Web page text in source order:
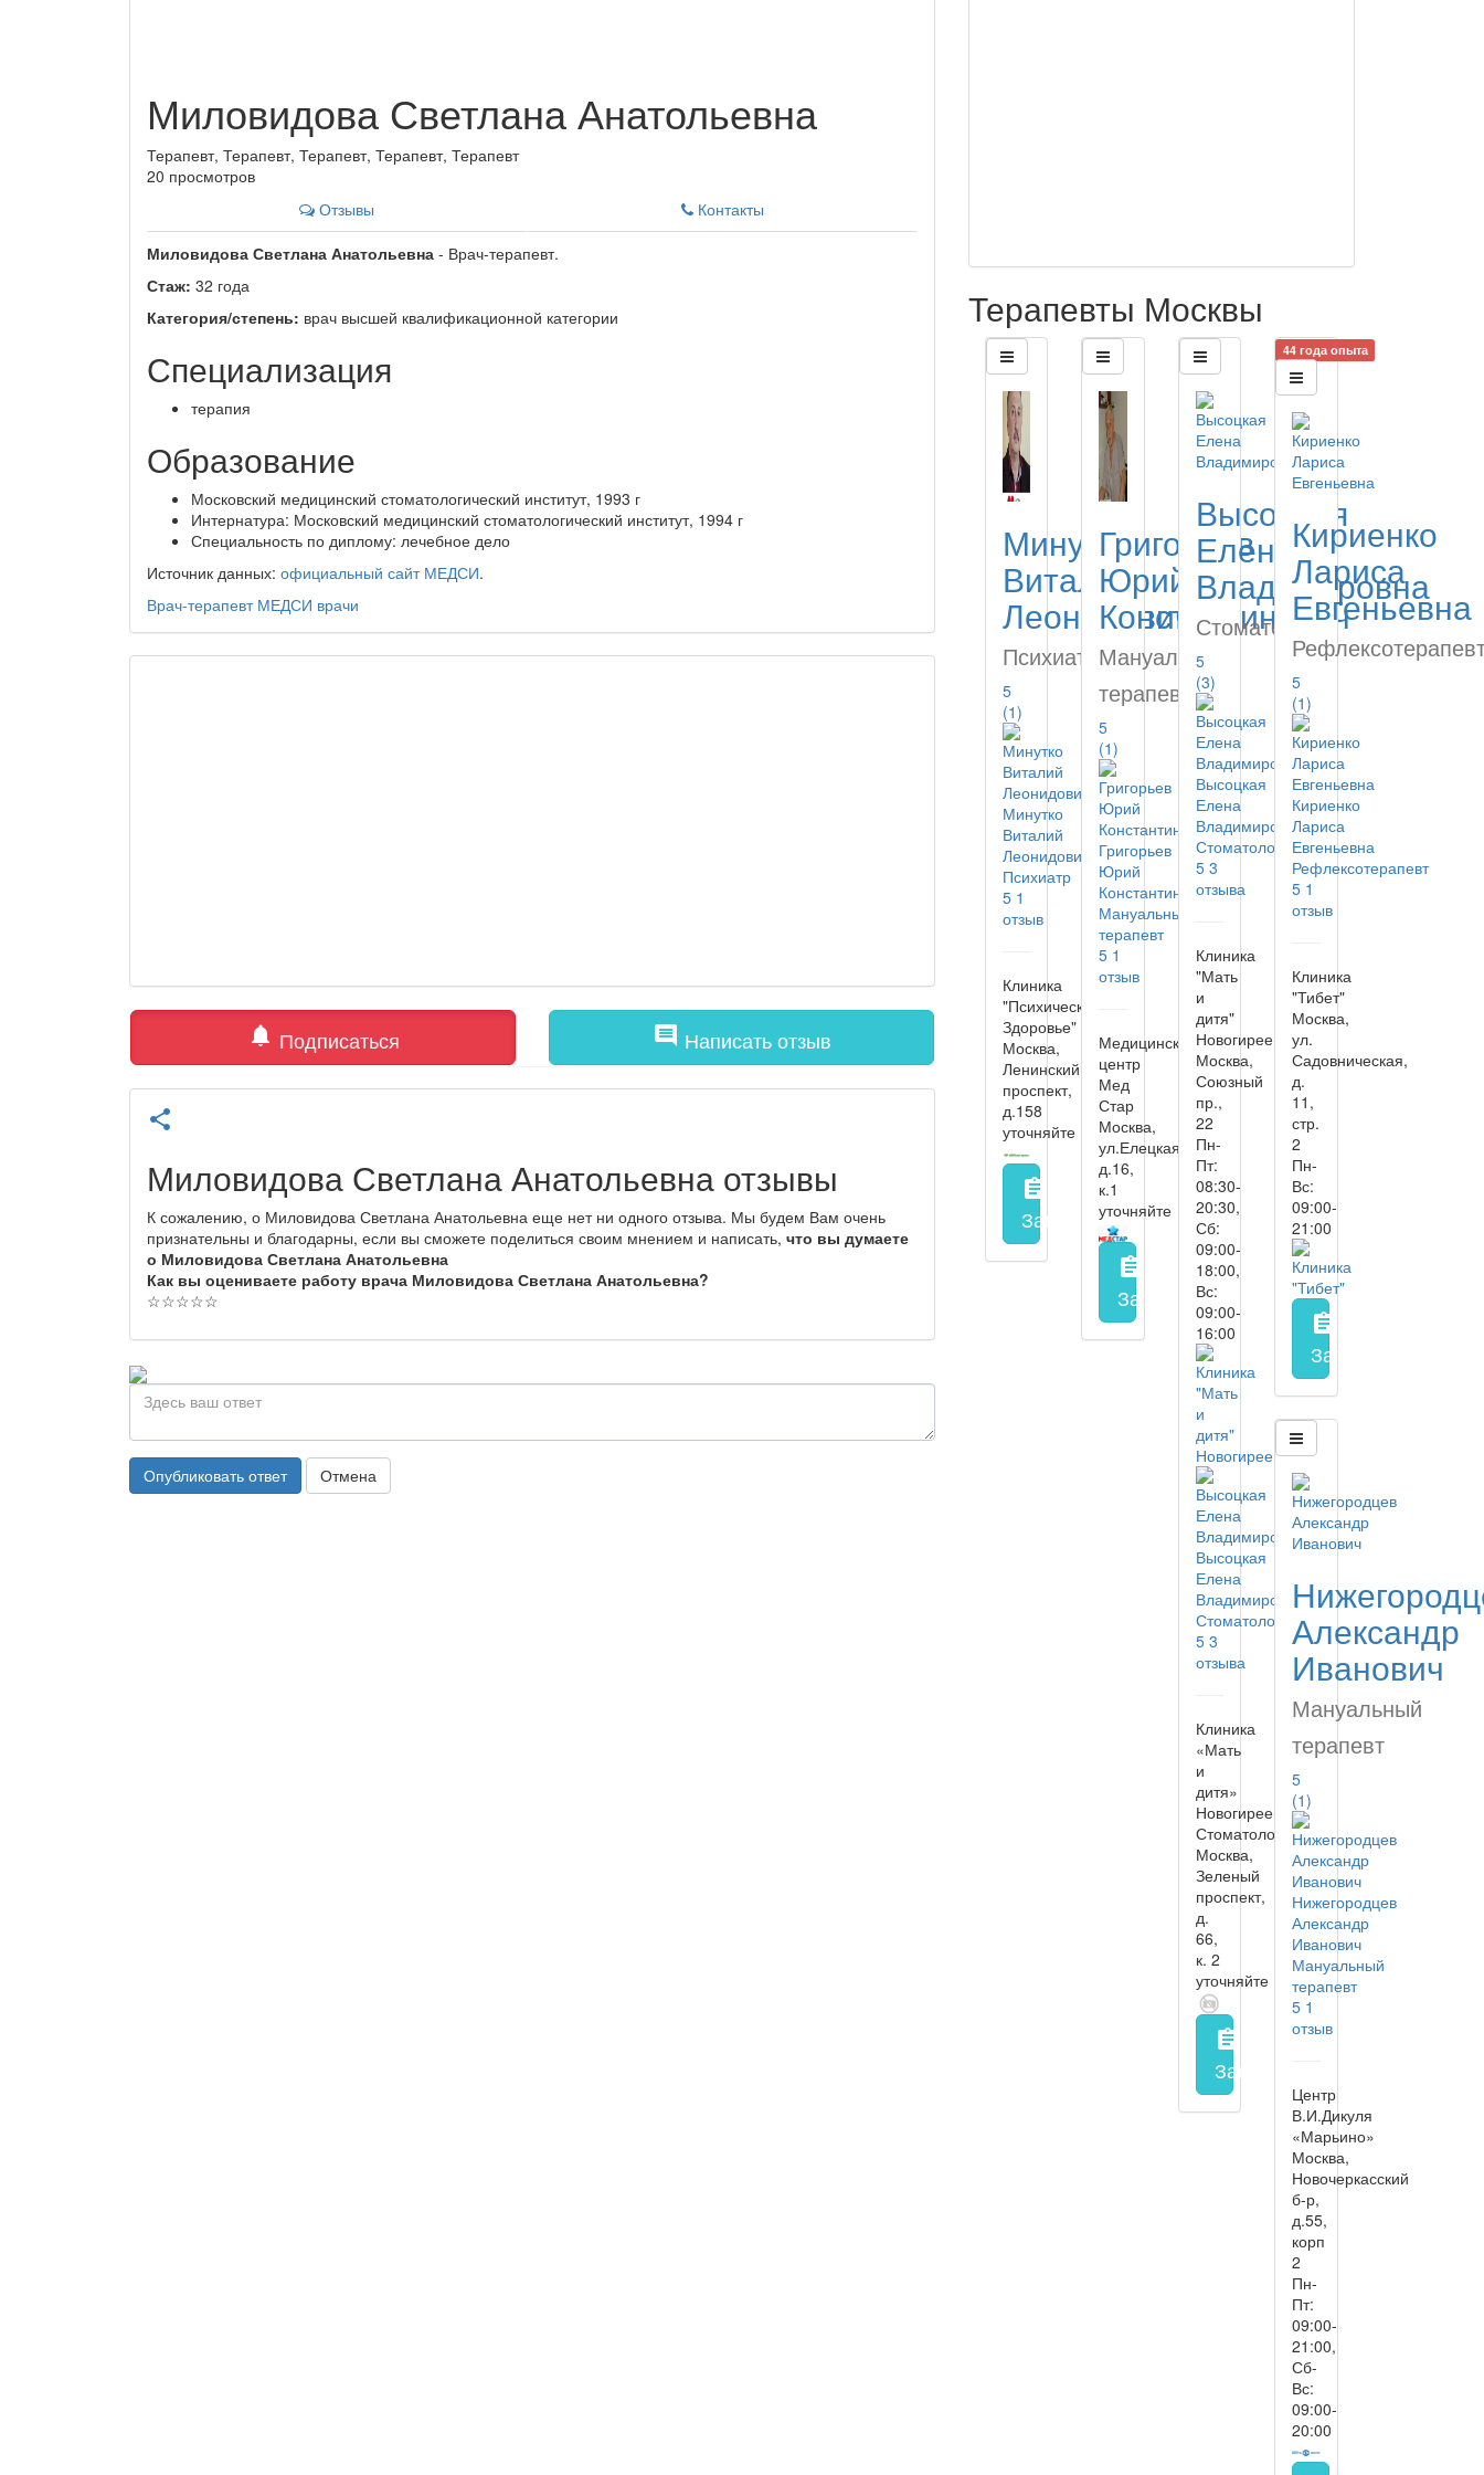
Миловидова Светлана Анатольевна
Терапевт, Терапевт, Терапевт, Терапевт, Терапевт
20 просмотров
Отзывы
Контакты
Миловидова Светлана Анатольевна - Врач-терапевт.
Стаж: 32 года
Категория/степень: врач высшей квалификационной категории
Специализация
терапия
Образование
Московский медицинский стоматологический институт, 1993 г
Интернатура: Московский медицинский стоматологический институт, 1994 г
Специальность по диплому: лечебное дело
Источник данных: официальный сайт МЕДСИ.
Врач-терапевт МЕДСИ врачи
notifications Подписаться comment Написать отзыв
share
Миловидова Светлана Анатольевна отзывы
К сожалению, о Миловидова Светлана Анатольевна еще нет ни одного отзыва. Мы будем Вам очень
признательны и благодарны, если вы сможете поделиться своим мнением и написать, что вы думаете
о Миловидова Светлана Анатольевна
Как вы оцениваете работу врача Миловидова Светлана Анатольевна?
☆☆☆☆☆
Опубликовать ответ Отмена
Терапевты Москвы
Минутко
Виталий
Леонидович
Психиатр
5
(1)
Минутко
Виталий
Леонидович
Психиатр
5 1
отзыв
Клиника
"Психическое
Здоровье"
Москва,
Ленинский
проспект,
д.158
уточняйте
assignment
Запись на прием заполнить форму онлайн
Григорьев
Юрий
Константинович
Мануальный
терапевт
5
(1)
Григорьев
Юрий
Константинович
Мануальный
терапевт
5 1
отзыв
Медицинский
центр
Мед
Стар
Москва,
ул.Елецкая,
д.16,
к.1
уточняйте
assignment
Запись на прием заполнить форму
Высоцкая
Елена
Владимировна
Стоматолог
5
(3)
Высоцкая
Елена
Владимировна
Стоматолог
5 3
отзыва
Клиника
"Мать
и
дитя"
Новогиреево
Москва,
Союзный
пр.,
22
Пн-
Пт:
08:30-
20:30,
Сб:
09:00-
18:00,
Вс:
09:00-
16:00
Высоцкая
Елена
Владимировна
Стоматолог
5 3
отзыва
Клиника
«Мать
и
дитя»
Новогиреево
Стоматология
Москва,
Зеленый
проспект,
д.
66,
к. 2
уточняйте
assignment
Запись на прием
44 года опыта
Кириенко
Лариса
Евгеньевна
5
(1)
Кириенко
Лариса
Евгеньевна
Рефлексотерапевт
5 1
отзыв
Клиника
"Тибет"
Москва,
ул.
Садовническая,
д.
11,
стр.
2
Пн-
Вс:
09:00-
21:00
assignment
Запись на прием
Александр
Иванович
Мануальный
терапевт
5
(1)
Нижегородцев
Александр
Иванович
Мануальный
терапевт
5 1
отзыв
Центр
В.И.Дикуля
«Марьино»
Москва,
Новочеркасский
б-р,
д.55,
корп
2
Пн-
Пт:
09:00-
21:00,
Сб-
Вс:
09:00-
20:00